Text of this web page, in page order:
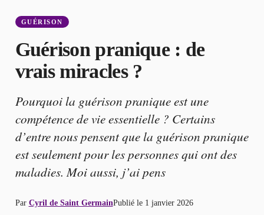
GUÉRISON
Guérison pranique : de
vrais miracles ?
Pourquoi la guérison pranique est une
compétence de vie essentielle ? Certains
d’entre nous pensent que la guérison pranique
est seulement pour les personnes qui ont des
maladies. Moi aussi, j’ai pens
Par Cyril de Saint GermainPublié le 1 janvier 2026